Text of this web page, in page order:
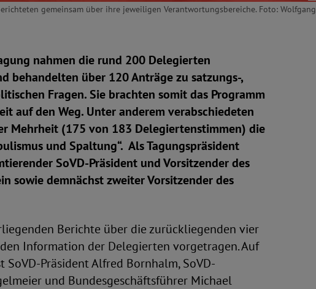
gemeinsam über ihre jeweiligen Verantwortungsbereiche. Foto: Wolfgang
nahmen die rund 200 Delegierten
behandelten über 120 Anträge zu satzungs-,
Fragen. Sie brachten somit das Programm
auf den Weg. Unter anderem verabschiedeten
Mehrheit (175 von 183 Delegiertenstimmen) die
und Spaltung“. Als Tagungspräsident
SoVD-Präsident und Vorsitzender des
sowie demnächst zweiter Vorsitzender des
Berichte über die zurückliegenden vier
Information der Delegierten vorgetragen. Auf
Präsident Alfred Bornhalm, SoVD-
und Bundesgeschäftsführer Michael